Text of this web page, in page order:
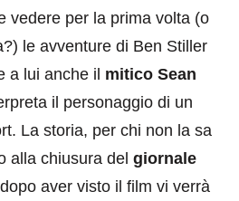
vedere per la prima volta (o
le avventure di Ben Stiller
a lui anche il mitico Sean
il personaggio di un
La storia, per chi non la sa
alla chiusura del giornale
aver visto il film vi verrà